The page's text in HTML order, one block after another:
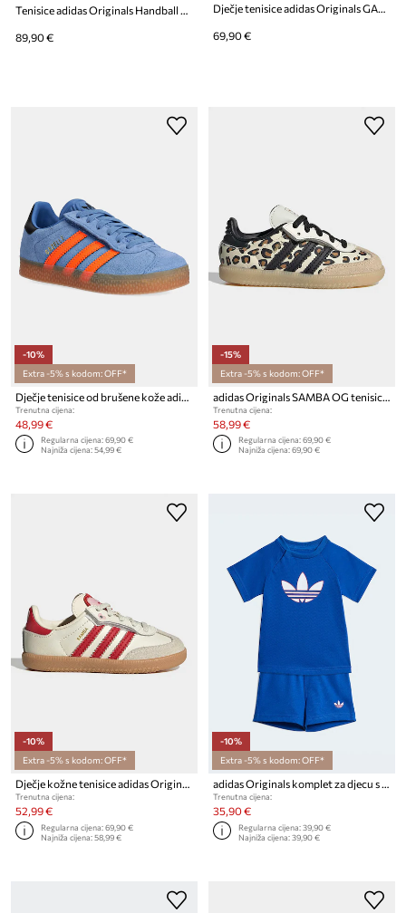
89,90 €
Dječje tenisice adidas Originals GAZELLE
69,90 €
-10%
Extra -5% s kodom: OFF*
Dječje tenisice od brušene kože adidas Originals GAZELLE
Trenutna cijena:
48,99 €
Regularna cijena:69,90 €
Najniža cijena:54,99 €
-15%
Extra -5% s kodom: OFF*
adidas Originals SAMBA OG tenisice za djecu od kože
Trenutna cijena:
58,99 €
Regularna cijena:69,90 €
Najniža cijena:69,90 €
-10%
Extra -5% s kodom: OFF*
Dječje kožne tenisice adidas Originals SAMBA OG
Trenutna cijena:
52,99 €
Regularna cijena:69,90 €
Najniža cijena:58,99 €
-10%
Extra -5% s kodom: OFF*
adidas Originals komplet za djecu s pamukom
Trenutna cijena:
35,90 €
Regularna cijena:39,90 €
Najniža cijena:39,90 €